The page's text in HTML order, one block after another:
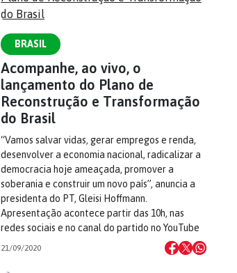
BRASIL
Acompanhe, ao vivo, o
lançamento do Plano de
Reconstrução e Transformação
do Brasil
“Vamos salvar vidas, gerar empregos e renda,
desenvolver a economia nacional, radicalizar a
democracia hoje ameaçada, promover a
soberania e construir um novo país”, anuncia a
presidenta do PT, Gleisi Hoffmann.
Apresentação acontece partir das 10h, nas
redes sociais e no canal do partido no YouTube
21/09/2020